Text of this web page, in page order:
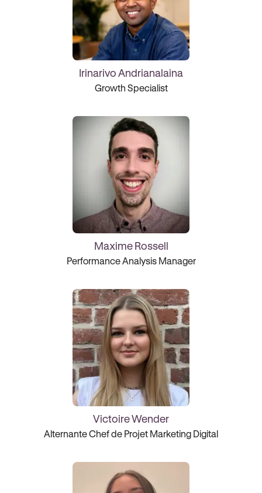
Irinarivo Andrianalaina
Growth Specialist
Maxime Rossell
Performance Analysis Manager
Victoire Wender
Alternante Chef de Projet Marketing Digital